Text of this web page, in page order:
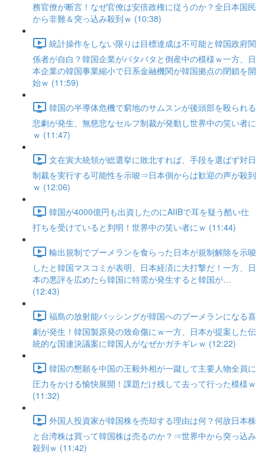
務官僚が断言！なぜ官僚は安倍政権に従うのか？全日本国民
から非難＆突っ込み殺到ｗ (10:38)
統計操作をしない限りは目標達成は不可能と韓国政府関
係者が自白？韓国企業がバタバタと倒産中の模様ｗ一方、日
本企業の韓国事業縮小で日系金融機関が韓国拠点の閉鎖を開
始ｗ (11:59)
韓国の半導体危機で窮地のサムスンが後頭部を殴られる
悲劇が発生、無慈悲なセルフ制裁が発動し世界中の笑い者に
ｗ (11:47)
文在寅大統領が総選挙に敗北すれば、手段を選ばず対日
制裁を実行する可能性を示唆⇒日本側からは歓迎の声が殺到
ｗ (12:06)
韓国が4000億円も出資したのにAIIBで耳を疑う酷い仕
打ちを受けていると判明！世界中の笑い者にｗ (11:44)
輸出規制でブーメランを食らった日本が規制解除を示唆
したと韓国マスコミが表明、日本経済に大打撃だ！一方、日
本の悪評を広めたら韓国に特需が発生すると韓国が…
(12:43)
福島の放射能バッシングが韓国へのブーメランになる喜
劇が発生！韓国製原発の致命傷にｗ一方、日本が提案した伝
統的な国連決議案に韓国人がなぜかガチギレｗ (12:22)
韓国の懇願を中国の王毅外相が一蹴して主要人物全員に
圧力をかける愉快展開！課題だけ残して去って行った模様ｗ
(11:32)
外国人投資家が韓国株を売却する理由は何？何故日本株
と台湾株は買って韓国株は売るのか？⇒世界中から突っ込み
殺到ｗ (11:42)